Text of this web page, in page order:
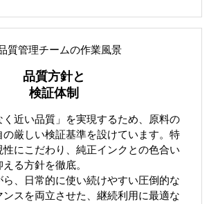
品質方針と
検証体制
く近い品質」を実現するため、原料の
厳しい検証基準を設けています。特
にこだわり、純正インクとの色合い
る方針を徹底。
、日常的に使い続けやすい圧倒的な
ンスを両立させた、継続利用に最適な